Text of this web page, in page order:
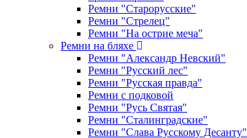
Ремни "Старорусские"
Ремни "Стрелец"
Ремни "На острие меча"
Ремни на бляхе
Ремни "Александр Невский"
Ремни "Русский лес"
Ремни "Русская правда"
Ремни с подковой
Ремни "Русь Святая"
Ремни "Сталинградские"
Ремни "Слава Русскому Десанту"